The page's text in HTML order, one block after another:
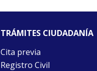
TRÁMITES CIUDADANÍA
Cita previa
Registro Civil